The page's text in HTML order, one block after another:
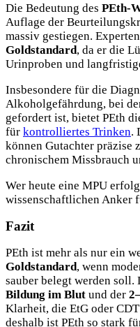
Die Bedeutung des PEth-
Auflage der
massiv gestiegen.
Goldstandard, da er die
Urinproben und
Insbesondere für die
Alkoholgefährdung, bei
gefordert ist, bietet PEth
für kontrolliertes Trinken.
können Gutachter präzise
chronischem Missbrauch
Wer heute eine MPU
wissenschaftlichen Anker
Fazit
PEth ist mehr als nur ein
Goldstandard, wenn
sauber belegt werden soll.
Bildung im Blut und der
Klarheit, die EtG oder
deshalb ist PEth so stark